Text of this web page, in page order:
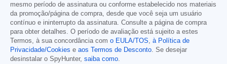
mesmo período de assinatura ou conforme estabelecido nos materiais
da promoção/página de compra, desde que você seja um usuário
contínuo e ininterrupto da assinatura. Consulte a página de compra
para obter detalhes. O período de avaliação está sujeito a estes
Termos, à sua concordância com o EULA/TOS
à Política de
Privacidade/Cookies e aos Termos de Desconto . Se desejar
desinstalar o SpyHunter, saiba como